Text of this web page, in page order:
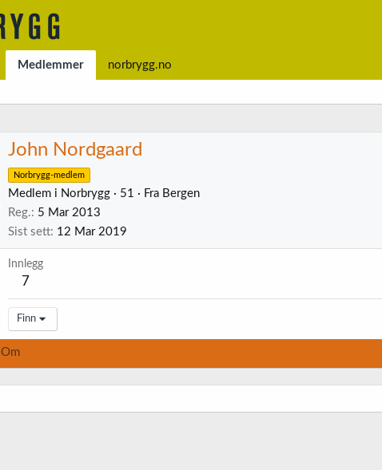
Medlemmer norbrygg.no
John Nordgaard
Norbrygg-medlem
Medlem i Norbrygg · 51 · Fra Bergen
Reg.
5 Mar 2013
Sist sett 12 Mar 2019
Innlegg
7
Finn
Om